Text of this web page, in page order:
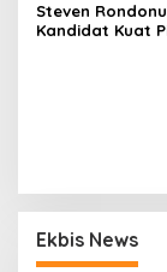
Steven
Kandidat Kuat
Ekbis News